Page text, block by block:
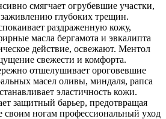
смягчает огрубевшие участки,
глубоких трещин.
раздраженную кожу,
масла бергамота и эвкалипта
действие, освежают. Ментол
свежести и комфорта.
отшелушивает ороговевшие
масел оливы, миндаля, рапса
эластичность кожи.
защитный барьер, предотвращая
своим ногам профессиональный уход